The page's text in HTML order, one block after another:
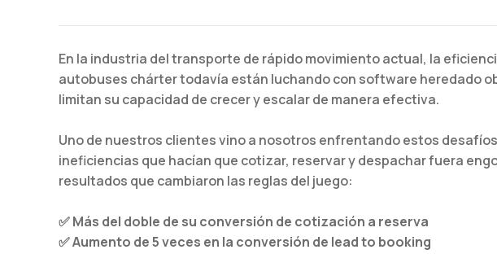
En la industria del transporte de rápido movimiento actual, la
autobuses chárter todavía están luchando con software heredado
limitan su capacidad de crecer y escalar de manera efectiva.
Uno de nuestros clientes vino a nosotros enfrentando estos
ineficiencias que hacían que cotizar, reservar y despachar fuera
resultados que cambiaron las reglas del juego:
✅Más del doble de su conversión de cotización a reserva
✅Aumento de 5 veces en la conversión de lead to booking